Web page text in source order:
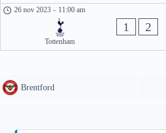
26 nov 2023 - 11:00 am
Tottenham
1 2
Brentford